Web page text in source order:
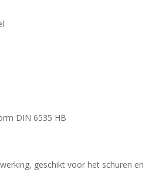
DIN 6535 HB
geschikt voor het schuren en